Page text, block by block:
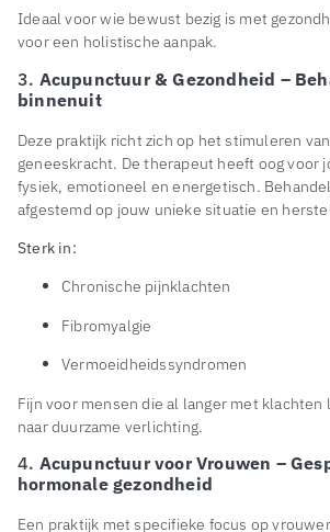
Ideaal voor wie bewust bezig is met
voor een holistische aanpak.
3. Acupunctuur & Gezondheid –
binnenuit
Deze praktijk richt zich op het stimuleren
geneeskracht. De therapeut heeft oog voor
fysiek, emotioneel en energetisch.
afgestemd op jouw unieke situatie en
Sterk in:
Chronische pijnklachten
Fibromyalgie
Vermoeidheidssyndromen
Fijn voor mensen die al langer met klachten
naar duurzame verlichting.
4. Acupunctuur voor Vrouwen –
hormonale gezondheid
Een praktijk met specifieke focus op